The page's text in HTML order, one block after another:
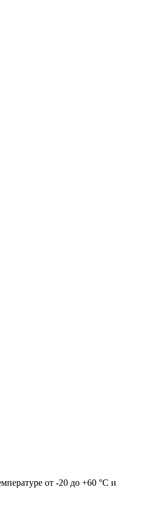
от -20 до +60 °С и